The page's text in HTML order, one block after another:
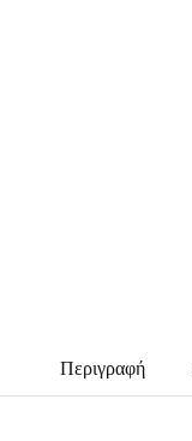
Περιγραφή